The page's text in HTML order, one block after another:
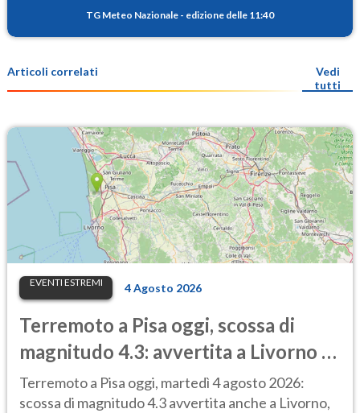
TG Meteo Nazionale - edizione delle 11:40
Articoli correlati
Vedi
tutti
EVENTI ESTREMI 4 Agosto 2026
Terremoto a Pisa oggi, scossa di
magnitudo 4.3: avvertita a Livorno e
Lucca, treni sospesi
Terremoto a Pisa oggi, martedì 4 agosto 2026:
scossa di magnitudo 4.3 avvertita anche a Livorno,